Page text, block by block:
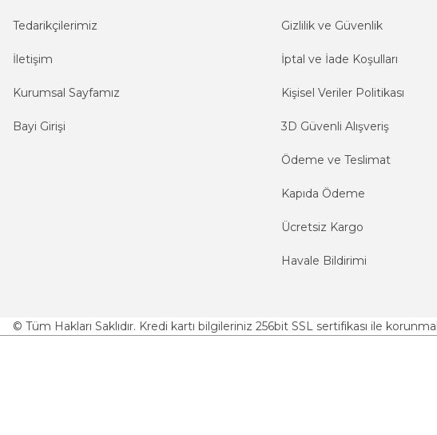
Tedarikçilerimiz
İletişim
Kurumsal Sayfamız
Bayi Girişi
Gizlilik ve Güvenlik
İptal ve İade Koşulları
Kişisel Veriler Politikası
3D Güvenli Alışveriş
Ödeme ve Teslimat
Kapıda Ödeme
Ücretsiz Kargo
Havale Bildirimi
© Tüm Hakları Saklıdır. Kredi kartı bilgileriniz 256bit SSL sertifikası ile